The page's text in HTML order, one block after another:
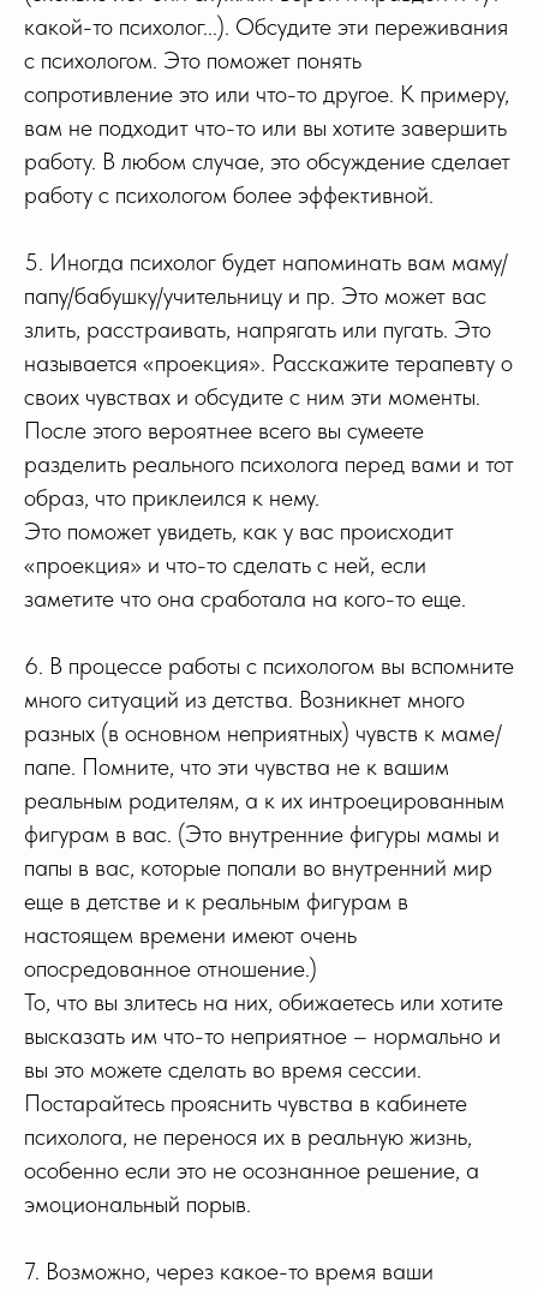
какой-то психолог...). Обсудите эти переживания
с психологом. Это поможет понять
сопротивление это или что-то другое. К примеру,
вам не подходит что-то или вы хотите завершить
работу. В любом случае, это обсуждение сделает
работу с психологом более эффективной.
5. Иногда психолог будет напоминать вам маму/
папу/бабушку/учительницу и пр. Это может вас
злить, расстраивать, напрягать или пугать. Это
называется «проекция». Расскажите терапевту о
своих чувствах и обсудите с ним эти моменты.
После этого вероятнее всего вы сумеете
разделить реального психолога перед вами и тот
образ, что приклеился к нему.
Это поможет увидеть, как у вас происходит
«проекция» и что-то сделать с ней, если
заметите что она сработала на кого-то еще.
6. В процессе работы с психологом вы вспомните
много ситуаций из детства. Возникнет много
разных (в основном неприятных) чувств к маме/
папе. Помните, что эти чувства не к вашим
реальным родителям, а к их интроецированным
фигурам в вас. (Это внутренние фигуры мамы и
папы в вас, которые попали во внутренний мир
еще в детстве и к реальным фигурам в
настоящем времени имеют очень
опосредованное отношение.)
То, что вы злитесь на них, обижаетесь или хотите
высказать им что-то неприятное – нормально и
вы это можете сделать во время сессии.
Постарайтесь прояснить чувства в кабинете
психолога, не перенося их в реальную жизнь,
особенно если это не осознанное решение, а
эмоциональный порыв.
7. Возможно, через какое-то время ваши